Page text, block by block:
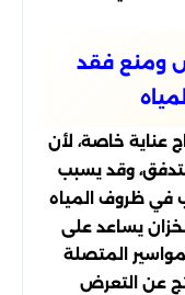
ومنع فقد
عناية خاصة، لأن
وقد يسبب
في ظروف المياه
يساعد على
المتصلة
عن التعرض